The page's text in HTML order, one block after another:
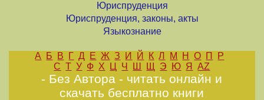
Юриспруденция
Юриспруденция, законы, акты
Языкознание
А Б В Г Д Е Ж З И Й К Л М Н О П
Р
С Т У Ф Х Ц Ч Ш Щ Э Ю Я AZ
- Без Автора - читать онлайн и
скачать бесплатно книги